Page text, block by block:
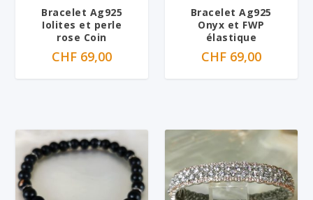
Bracelet Ag925
Iolites et perle
rose Coin
CHF 69,00
Bracelet Ag925
Onyx et FWP
élastique
CHF69,00